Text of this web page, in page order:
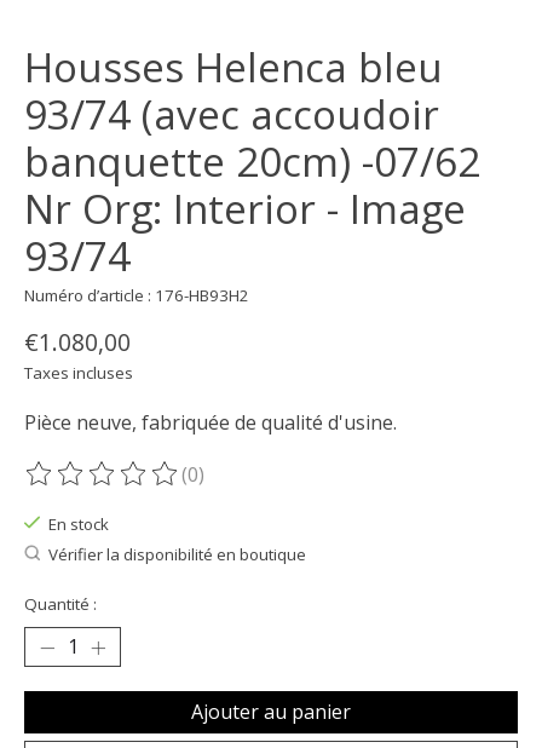
Housses Helenca bleu
93/74 (avec accoudoir
banquette 20cm) -07/62
Nr Org: Interior - Image
93/74
Numéro d’article : 176-HB93H2
€1.080,00
Taxes incluses
Pièce neuve, fabriquée de qualité d'usine.
Ce produit est évalué à
(0)
En stock
Vérifier la disponibilité en boutique
Quantité :
Ajouter au panier